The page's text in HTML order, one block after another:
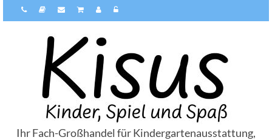
Ihr Fach-Großhandel für Kindergartenausstattung,